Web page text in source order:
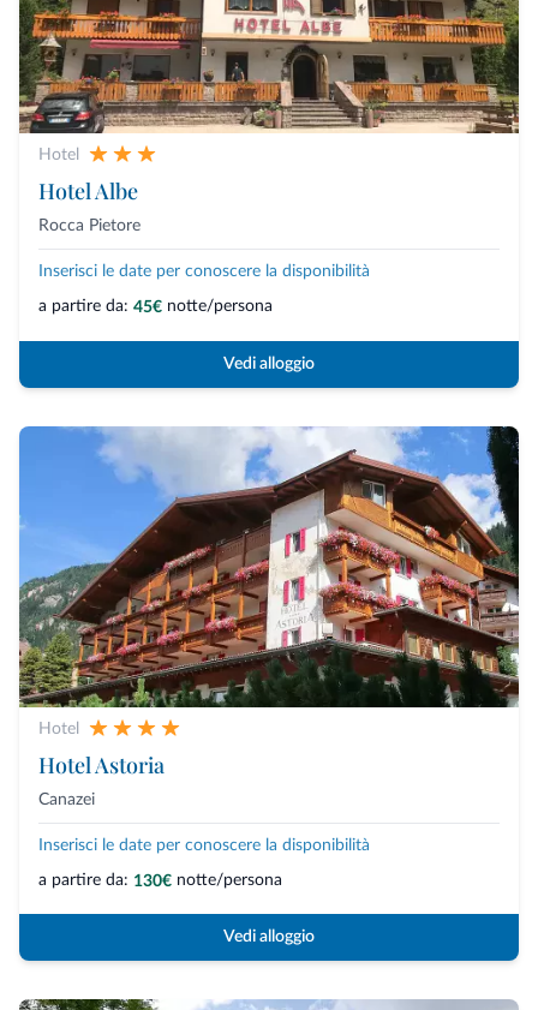
Hotel
Hotel Albe
Rocca Pietore
Inserisci le date per conoscere la disponibilità
a partire da: 45€ notte/persona
Vedi alloggio
Hotel
Hotel Astoria
Canazei
Inserisci le date per conoscere la disponibilità
a partire da: 130€ notte/persona
Vedi alloggio